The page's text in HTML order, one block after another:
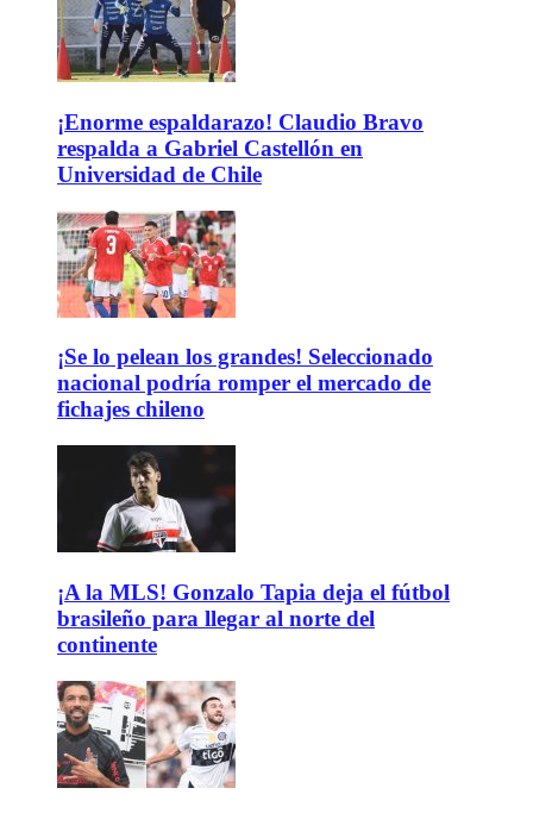
¡Enorme espaldarazo! Claudio Bravo
respalda a Gabriel Castellón en
Universidad de Chile
¡Se lo pelean los grandes! Seleccionado
nacional podría romper el mercado de
fichajes chileno
¡A la MLS! Gonzalo Tapia deja el fútbol
brasileño para llegar al norte del
continente